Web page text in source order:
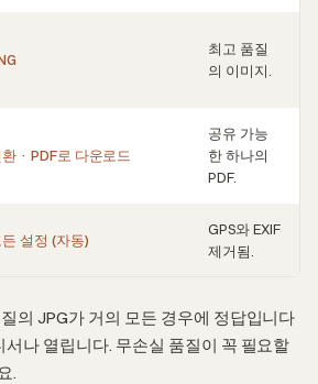
최고 품질
의 이미지.
· PDF로 다운로드
공유 가능
한 하나의
PDF.
든 설정 (자동)
GPS와 EXIF
제거됨.
의 JPG가 거의 모든 경우에 정답입니다
나 열립니다. 무손실 품질이 꼭 필요할
.